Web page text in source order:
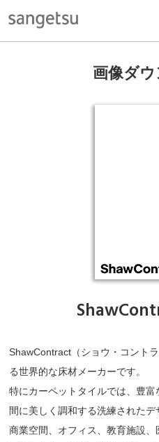
画像ダ
ShawContract（ショウ・コント
る世界的な床材メーカーです。
特にカーペットタイルでは、豊
間に美しく調和する洗練されたデ
商業空間、オフィス、教育施設